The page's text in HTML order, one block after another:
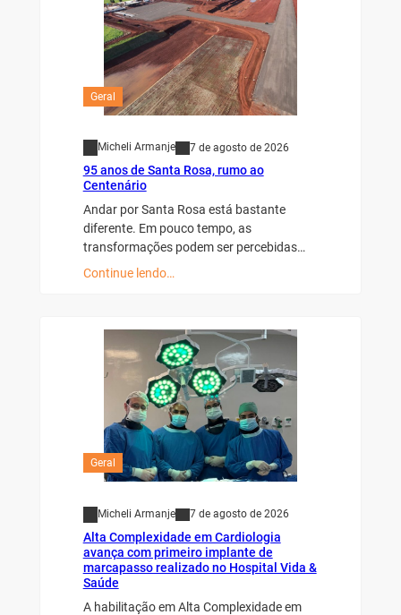
Geral
Micheli Armanje 7 de agosto de 2026
95 anos de Santa Rosa, rumo ao
Centenário
Andar por Santa Rosa está bastante
diferente. Em pouco tempo, as
transformações podem ser percebidas…
Continue lendo…
Geral
Micheli Armanje 7 de agosto de 2026
Alta Complexidade em Cardiologia
avança com primeiro implante de
marcapasso realizado no Hospital Vida &
Saúde
A habilitação em Alta Complexidade em